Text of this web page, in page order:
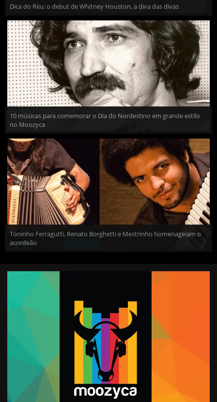
Dica do Réu: o debut de Whitney Houston, a diva das divas
10 músicas para comemorar o Dia do Nordestino em grande estilo
no Moozyca
Toninho Ferragutti, Renato Borghetti e Mestrinho homenageiam o
acordeão